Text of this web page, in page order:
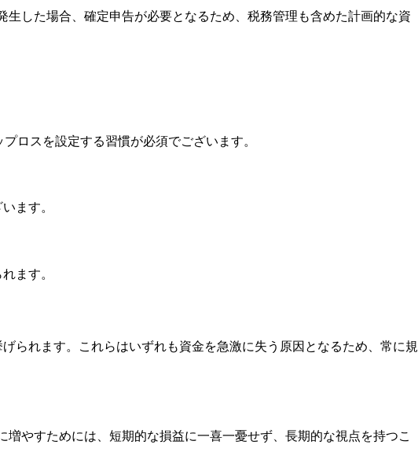
した場合、確定申告が必要となるため、税務管理も含めた計画的な資
ロスを設定する習慣が必須でございます。
ます。
ます。
られます。これらはいずれも資金を急激に失う原因となるため、常に規
やすためには、短期的な損益に一喜一憂せず、長期的な視点を持つこ